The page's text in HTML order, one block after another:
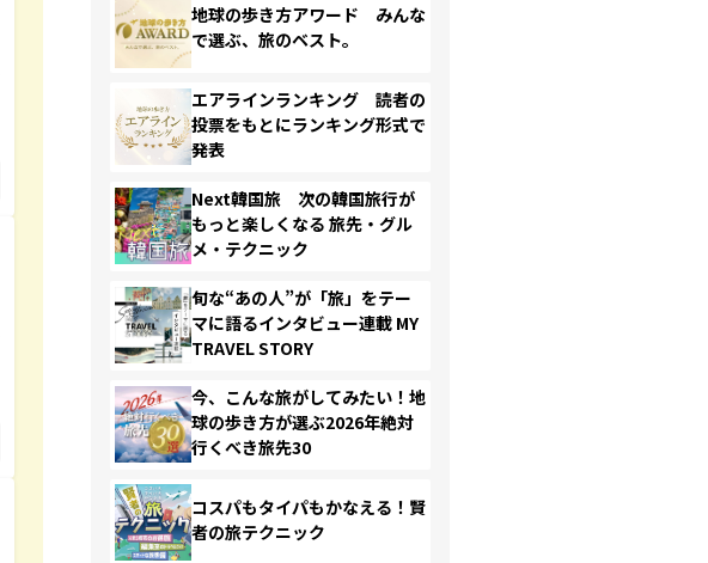
地球の歩き方アワード みんな
で選ぶ、旅のベスト。
エアラインランキング 読者の
投票をもとにランキング形式で
発表
Next韓国旅 次の韓国旅行が
もっと楽しくなる 旅先・グル
メ・テクニック
旬な“あの人”が「旅」をテー
マに語るインタビュー連載 MY
TRAVEL STORY
今、こんな旅がしてみたい！地
球の歩き方が選ぶ2026年絶対
行くべき旅先30
コスパもタイパもかなえる！賢
者の旅テクニック